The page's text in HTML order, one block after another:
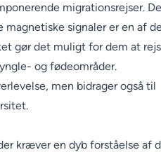
migrationsrejser.
signaler er en af
gør det muligt for dem at
og fødeområder.
men bidrager også til
kræver en dyb forståelse af